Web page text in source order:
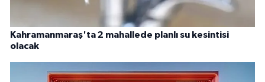
Kahramanmaraş'ta 2 mahallede planlı su kesintisi
olacak